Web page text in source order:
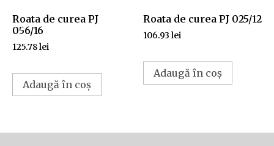
Roata de curea PJ
056/16
125.78lei
Adaugă în coș
Roata de curea PJ 025/12
106.93 lei
Adaugă în coș